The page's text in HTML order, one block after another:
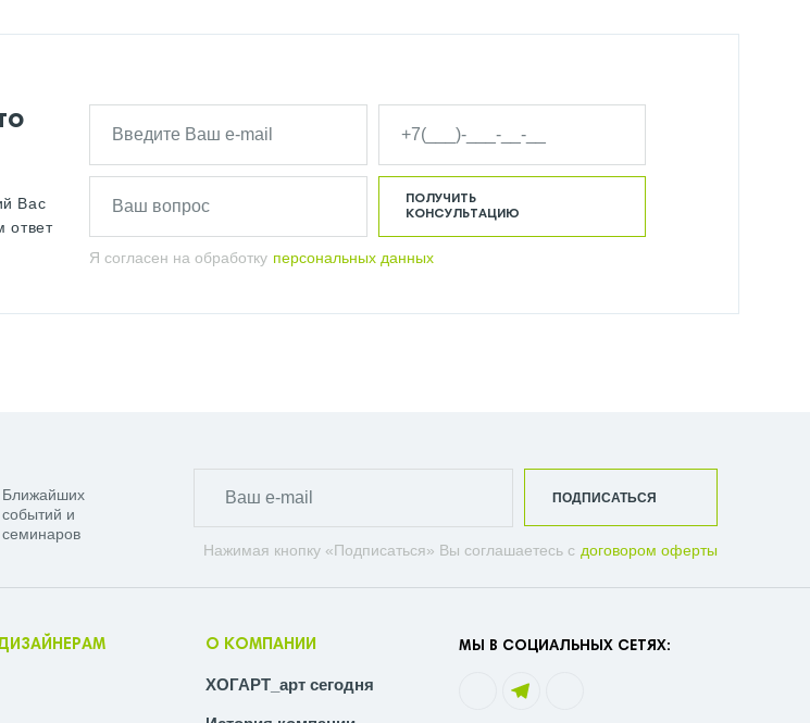
Вас
ответ
Я согласен на обработку персональных данных
ПОЛУЧИТЬ
КОНСУЛЬТАЦИЮ
Ближайших
событий и
семинаров
Нажимая кнопку «Подписаться» Вы соглашаетесь с договором оферты
ПОДПИСАТЬСЯ
О КОМПАНИИ
ХОГАРТ_арт сегодня
МЫ В СОЦИАЛЬНЫХ СЕТЯХ: